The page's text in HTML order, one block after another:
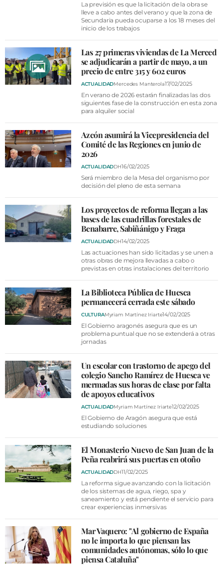
CLUB DEL AMIGO MILITANTE
INICIAR SESIÓN
La previsión es que la licitación de la obra se
lleve a cabo antes del verano y que la zona de
Secundaria pueda ocuparse a los 18 meses del
inicio de los trabajos
Las 27 primeras viviendas de La Merced
se adjudicarán a partir de mayo, a un
precio de entre 315 y 602 euros
ACTUALIDADMercedes Manterola17/02/2025
En verano de 2026 estarán finalizadas las dos
siguientes fase de la construcción en esta zona
para alquiler social
Azcón asumirá la Vicepresidencia del
Comité de las Regiones en junio de
2026
ACTUALIDADDH16/02/2025
Será miembro de la Mesa del organismo por
decisión del pleno de esta semana
Los proyectos de reforma llegan a las
bases de las cuadrillas forestales de
Benabarre, Sabiñánigo y Fraga
ACTUALIDADDH14/02/2025
Las actuaciones han sido licitadas y se unen a
otras obras de mejora llevadas a cabo o
previstas en otras instalaciones del territorio
La Biblioteca Pública de Huesca
permanecerá cerrada este sábado
CULTURAMyriam Martínez Iriarte14/02/2025
El Gobierno aragonés asegura que es un
problema puntual que no se extenderá a otras
jornadas
Un escolar con trastorno de apego del
colegio Sancho Ramírez de Huesca ve
mermadas sus horas de clase por falta
de apoyos educativos
ACTUALIDADMyriam Martínez Iriarte12/02/2025
El Gobierno de Aragón asegura que está
estudiando soluciones
El Monasterio Nuevo de San Juan de la
Peña reabrirá sus puertas en otoño
ACTUALIDADDH11/02/2025
La reforma sigue avanzando con la licitación
de los sistemas de agua, riego, spa y
saneamiento y está pendiente el servicio para
crear experiencias inmersivas
Mar Vaquero: "Al gobierno de España
no le importa lo que piensan las
comunidades autónomas, sólo lo que
piensa Cataluña"